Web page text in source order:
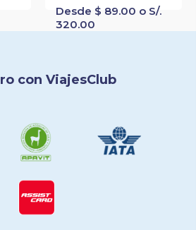
Desde $ 89.00 o S/.
320.00
con ViajesClub